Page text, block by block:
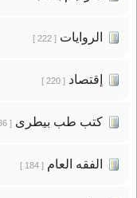
الروايات[ 222 ]
إقتصاد[ 220 ]
كتب طب بيطرى[ 186 ]
الفقه العام[ 184 ]